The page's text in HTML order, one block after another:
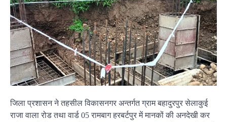
जिला प्रशासन ने तहसील विकासनगर अन्तर्गत ग्राम बहादुरपुर सेलाकुई
राजा वाला रोड तथा वार्ड 05 रामबाग हरबर्टपुर में मानकों की अनदेखी कर